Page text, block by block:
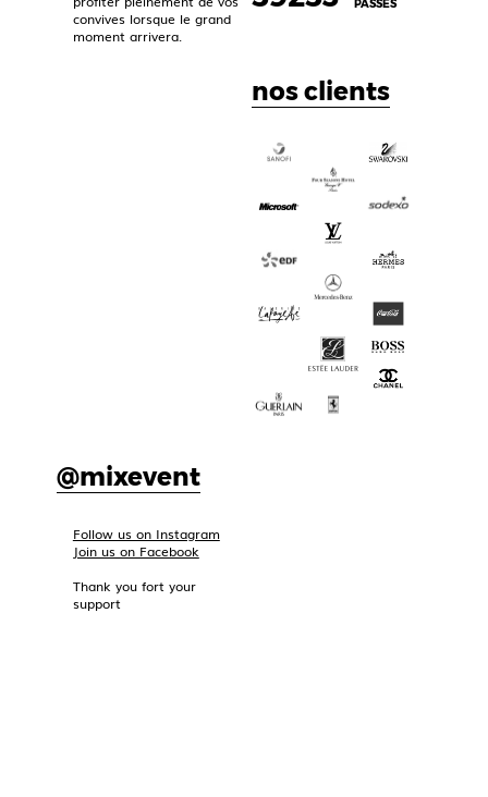
convives lorsque le grand
moment arrivera.
PASSES
nos clients
@mixevent
Follow us on Instagram
Join us on Facebook
Thank you fort your
support